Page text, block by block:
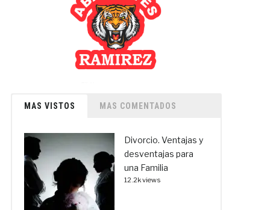
MAS VISTOS MAS COMENTADOS
Divorcio. Ventajas y
desventajas para
una Familia
12.2k views